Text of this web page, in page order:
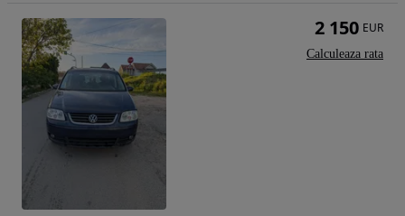
2 150 EUR
Calculeaza rata